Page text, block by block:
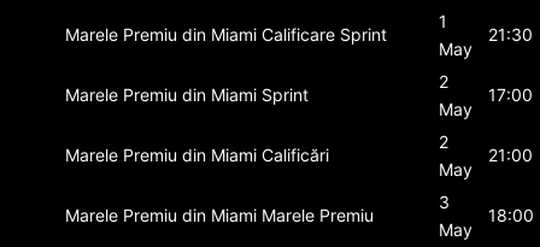
Marele Premiu din Miami Calificare Sprint
1
May
21:30
Marele Premiu din Miami Sprint
2
May
17:00
Marele Premiu din Miami Calificări
2
May
21:00
Marele Premiu din Miami Marele Premiu
3
May
18:00